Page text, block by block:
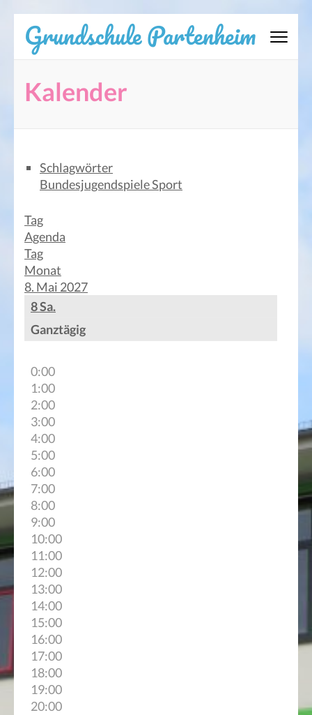
Inhalt
springen
drücken)
Grundschule Partenheim
Kalender
Schlagwörter
BundesjugendspieleSport
Tag
Agenda
Tag
Monat
8. Mai 2027
8Sa.
Ganztägig
0:00
1:00
2:00
3:00
4:00
5:00
6:00
7:00
8:00
9:00
10:00
11:00
12:00
13:00
14:00
15:00
16:00
17:00
18:00
19:00
20:00